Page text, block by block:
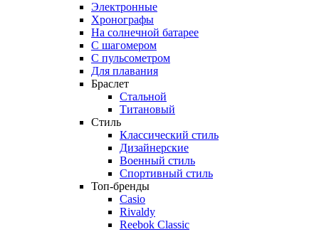
Электронные
Хронографы
На солнечной батарее
С шагомером
С пульсометром
Для плавания
Браслет
Стальной
Титановый
Стиль
Классический стиль
Дизайнерские
Военный стиль
Спортивный стиль
Топ-бренды
Casio
Rivaldy
Reebok Classic